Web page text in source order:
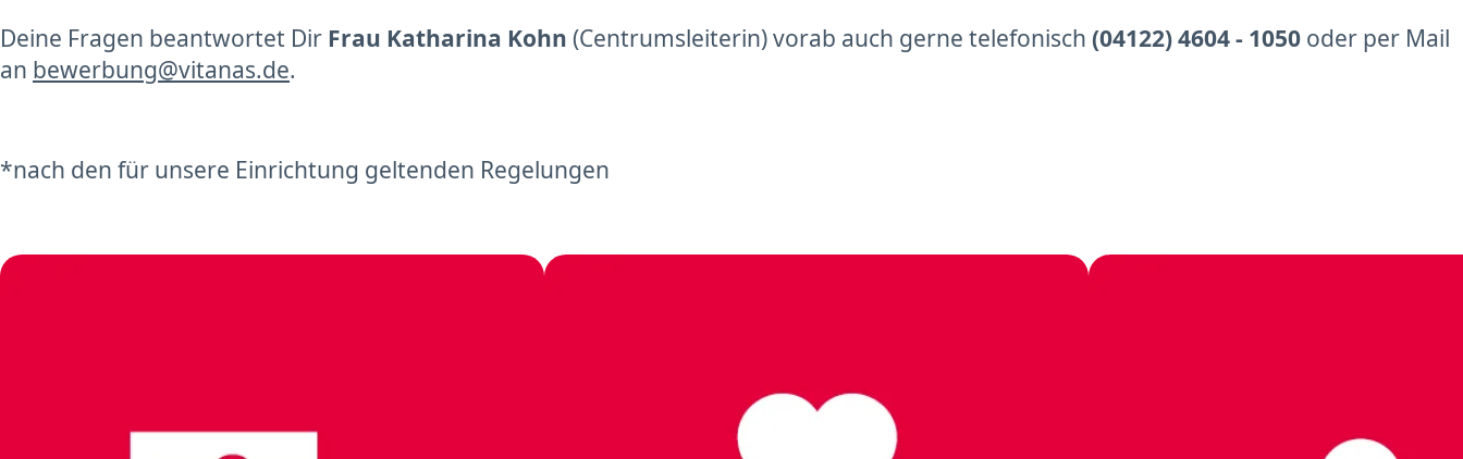
Deine Fragen beantwortet Dir Frau Katharina Kohn (Centrumsleiterin) vorab auch gerne telefonisch (04122) 4604 - 1050 oder per Mail
an bewerbung@vitanas.de.
*nach den für unsere Einrichtung geltenden Regelungen